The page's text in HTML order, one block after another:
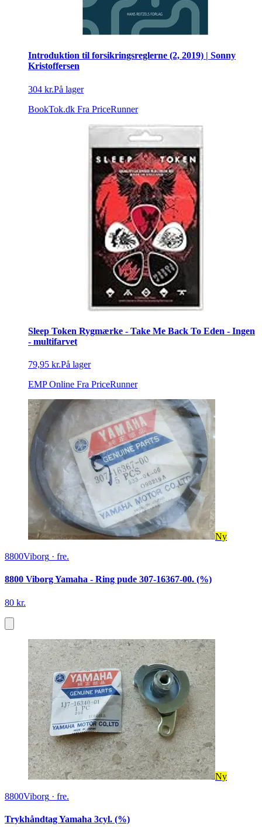
Introduktion til forsikringsreglerne (2, 2019) | Sonny
Kristoffersen
304 kr.På lager
BookTok.dk Fra PriceRunner
Sleep Token Rygmærke - Take Me Back To Eden - Ingen
- multifarvet
79,95 kr.På lager
EMP Online Fra PriceRunner
Ny
8800Viborg · fre.
8800 Viborg Yamaha - Ring pude 307-16367-00. (%)
80 kr.
Ny
8800Viborg · fre.
Trykhåndtag Yamaha 3cyl. (%)